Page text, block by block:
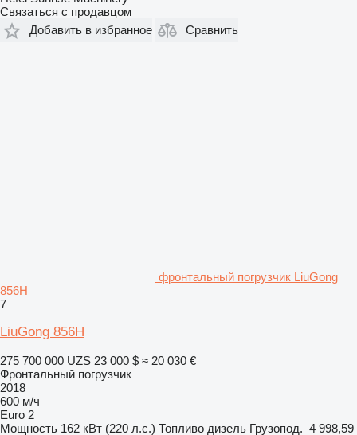
Связаться с продавцом
Добавить в избранное
Сравнить
фронтальный погрузчик LiuGong
856H
7
LiuGong 856H
275 700 000 UZS 23 000 $ ≈ 20 030 €
Фронтальный погрузчик
2018
600 м/ч
Euro 2
Мощность 162 кВт (220 л.с.) Топливо дизель Грузопод. 4 998,59